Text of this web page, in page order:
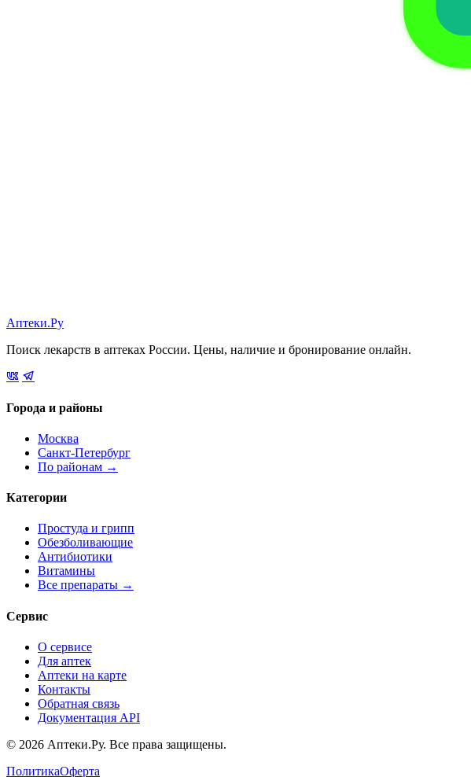
Аптеки.Ру
Поиск лекарств в аптеках России. Цены, наличие и бронирование онлайн.
Города и районы
Москва
Санкт-Петербург
По районам →
Категории
Простуда и грипп
Обезболивающие
Антибиотики
Витамины
Все препараты →
Сервис
О сервисе
Для аптек
Аптеки на карте
Контакты
Обратная связь
Документация API
© 2026 Аптеки.Ру. Все права защищены.
ПолитикаОферта